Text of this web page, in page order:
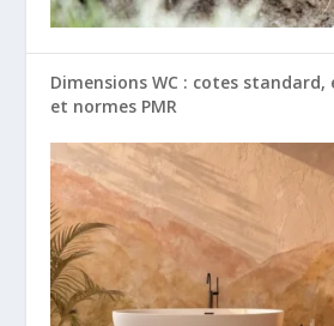
Dimensions WC : cotes
et normes PMR